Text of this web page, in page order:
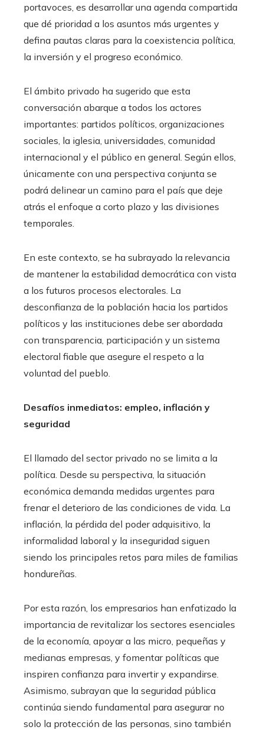
portavoces, es desarrollar una agenda compartida
que dé prioridad a los asuntos más urgentes y
defina pautas claras para la coexistencia política,
la inversión y el progreso económico.
El ámbito privado ha sugerido que esta
conversación abarque a todos los actores
importantes: partidos políticos, organizaciones
sociales, la iglesia, universidades, comunidad
internacional y el público en general. Según ellos,
únicamente con una perspectiva conjunta se
podrá delinear un camino para el país que deje
atrás el enfoque a corto plazo y las divisiones
temporales.
En este contexto, se ha subrayado la relevancia
de mantener la estabilidad democrática con vista
a los futuros procesos electorales. La
desconfianza de la población hacia los partidos
políticos y las instituciones debe ser abordada
con transparencia, participación y un sistema
electoral fiable que asegure el respeto a la
voluntad del pueblo.
Desafíos inmediatos: empleo, inflación y
seguridad
El llamado del sector privado no se limita a la
política. Desde su perspectiva, la situación
económica demanda medidas urgentes para
frenar el deterioro de las condiciones de vida. La
inflación, la pérdida del poder adquisitivo, la
informalidad laboral y la inseguridad siguen
siendo los principales retos para miles de familias
hondureñas.
Por esta razón, los empresarios han enfatizado la
importancia de revitalizar los sectores esenciales
de la economía, apoyar a las micro, pequeñas y
medianas empresas, y fomentar políticas que
inspiren confianza para invertir y expandirse.
Asimismo, subrayan que la seguridad pública
continúa siendo fundamental para asegurar no
solo la protección de las personas, sino también